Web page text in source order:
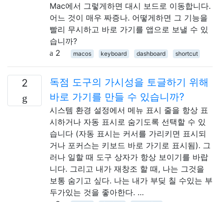
Mac에서 그렇게하면 대시 보드로 이동합니다.
어느 것이 매우 짜증나. 어떻게하면 그 기능을
빨리 무시하고 바로 가기를 앱으로 보낼 수 있
습니까?
2
macos keyboard dashboard shortcut
2
독점 도구의 가시성을 토글하기 위해
바로 가기를 만들 수 있습니까?
시스템 환경 설정에서 메뉴 표시 줄을 항상 표
시하거나 자동 표시로 숨기도록 선택할 수 있
습니다 (자동 표시는 커서를 가리키면 표시되
거나 포커스는 키보드 바로 가기로 표시됨). 그
러나 일할 때 도구 상자가 항상 보이기를 바랍
니다. 그리고 내가 재창조 할 때, 나는 그것을
보통 숨기고 싶다. 나는 내가 부딪 칠 수있는 부
두가있는 것을 좋아한다. …